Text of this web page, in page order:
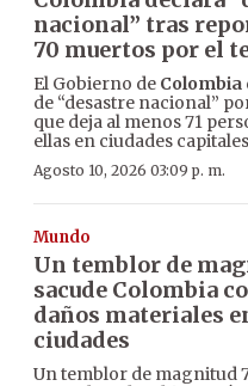
nacional” tras
70 muertos por el
El Gobierno de Colombia
de “desastre nacional”
que deja al menos 71
ellas en ciudades
Agosto 10, 2026 03:09 p. m.
Mundo
Un temblor de
sacude Colombia
daños materiales
ciudades
Un temblor de magnitud